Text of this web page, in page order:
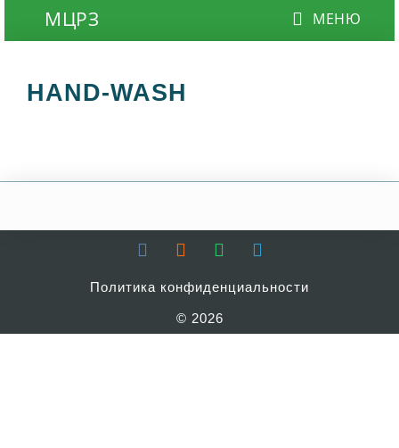
HAND-WASH
© 2026
Политика конфиденциальности